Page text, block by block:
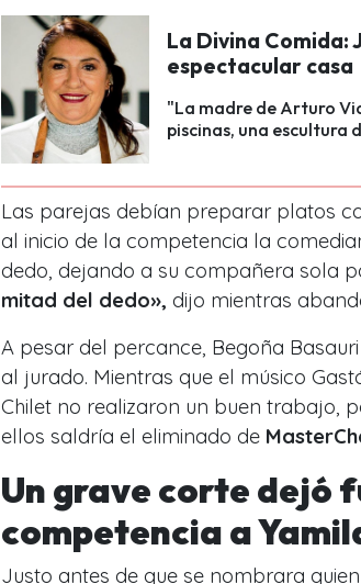
La Divina Comida:
espectacular casa
"La madre de Arturo
piscinas, una escultura
Las parejas debían preparar platos
al inicio de la competencia la
dedo, dejando a su compañera sola
mitad del dedo», dijo mientras
A pesar del percance, Begoña
al jurado. Mientras que el músico
Chilet no realizaron un buen trabajo,
ellos saldría el eliminado de
Un grave corte dejó
competencia a
Justo antes de que se nombrara